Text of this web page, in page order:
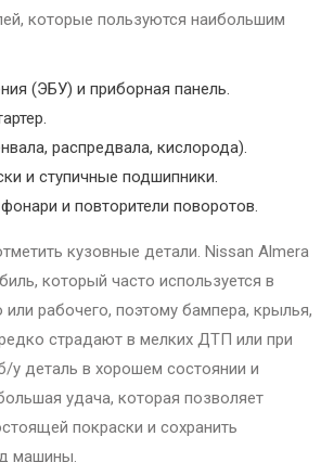
которые пользуются наибольшим
(ЭБУ) и приборная панель.
распредвала, кислорода).
и ступичные подшипники.
и повторители поворотов.
кузовные детали. Nissan Almera
который часто используется в
или рабочего, поэтому бампера, крылья,
страдают в мелких ДТП или при
у деталь в хорошем состоянии и
удача, которая позволяет
покраски и сохранить
машины.